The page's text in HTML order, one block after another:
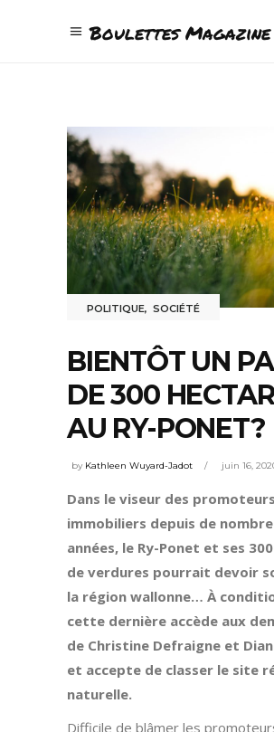
Boulettes Magazine
POLITIQUE,SOCIÉTÉ
BIENTÔT UN
DE 300
AU RY-PONET?
by Kathleen Wuyard-Jadot juin 16,
Dans le viseur des promoteurs
immobiliers depuis de
années, le Ry-Ponet et ses
de verdures pourrait devoir
la région wallonne… À
cette dernière accède aux
de Christine Defraigne et
et accepte de classer le site
naturelle.
Difficile de blâmer les